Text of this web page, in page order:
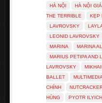
HÀ NỘI
HÀ NỘI GIÁ
THE TERRIBLE
KẸP
LAVROVSKY
LEONID LAVROVSKY
MARINA
MARINA
MARIUS PETIPA AND
LAVROVSKY
BALLET
MULTIMEDIA
CHÍNH
HÙNG
PYOTR